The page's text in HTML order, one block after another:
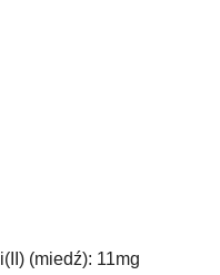
(miedź): 11mg